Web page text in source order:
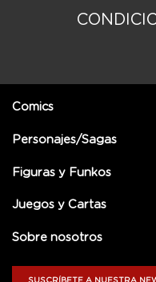
Comics
Personajes/Sagas
Figuras y Funkos
Juegos y Cartas
Sobre nosotros